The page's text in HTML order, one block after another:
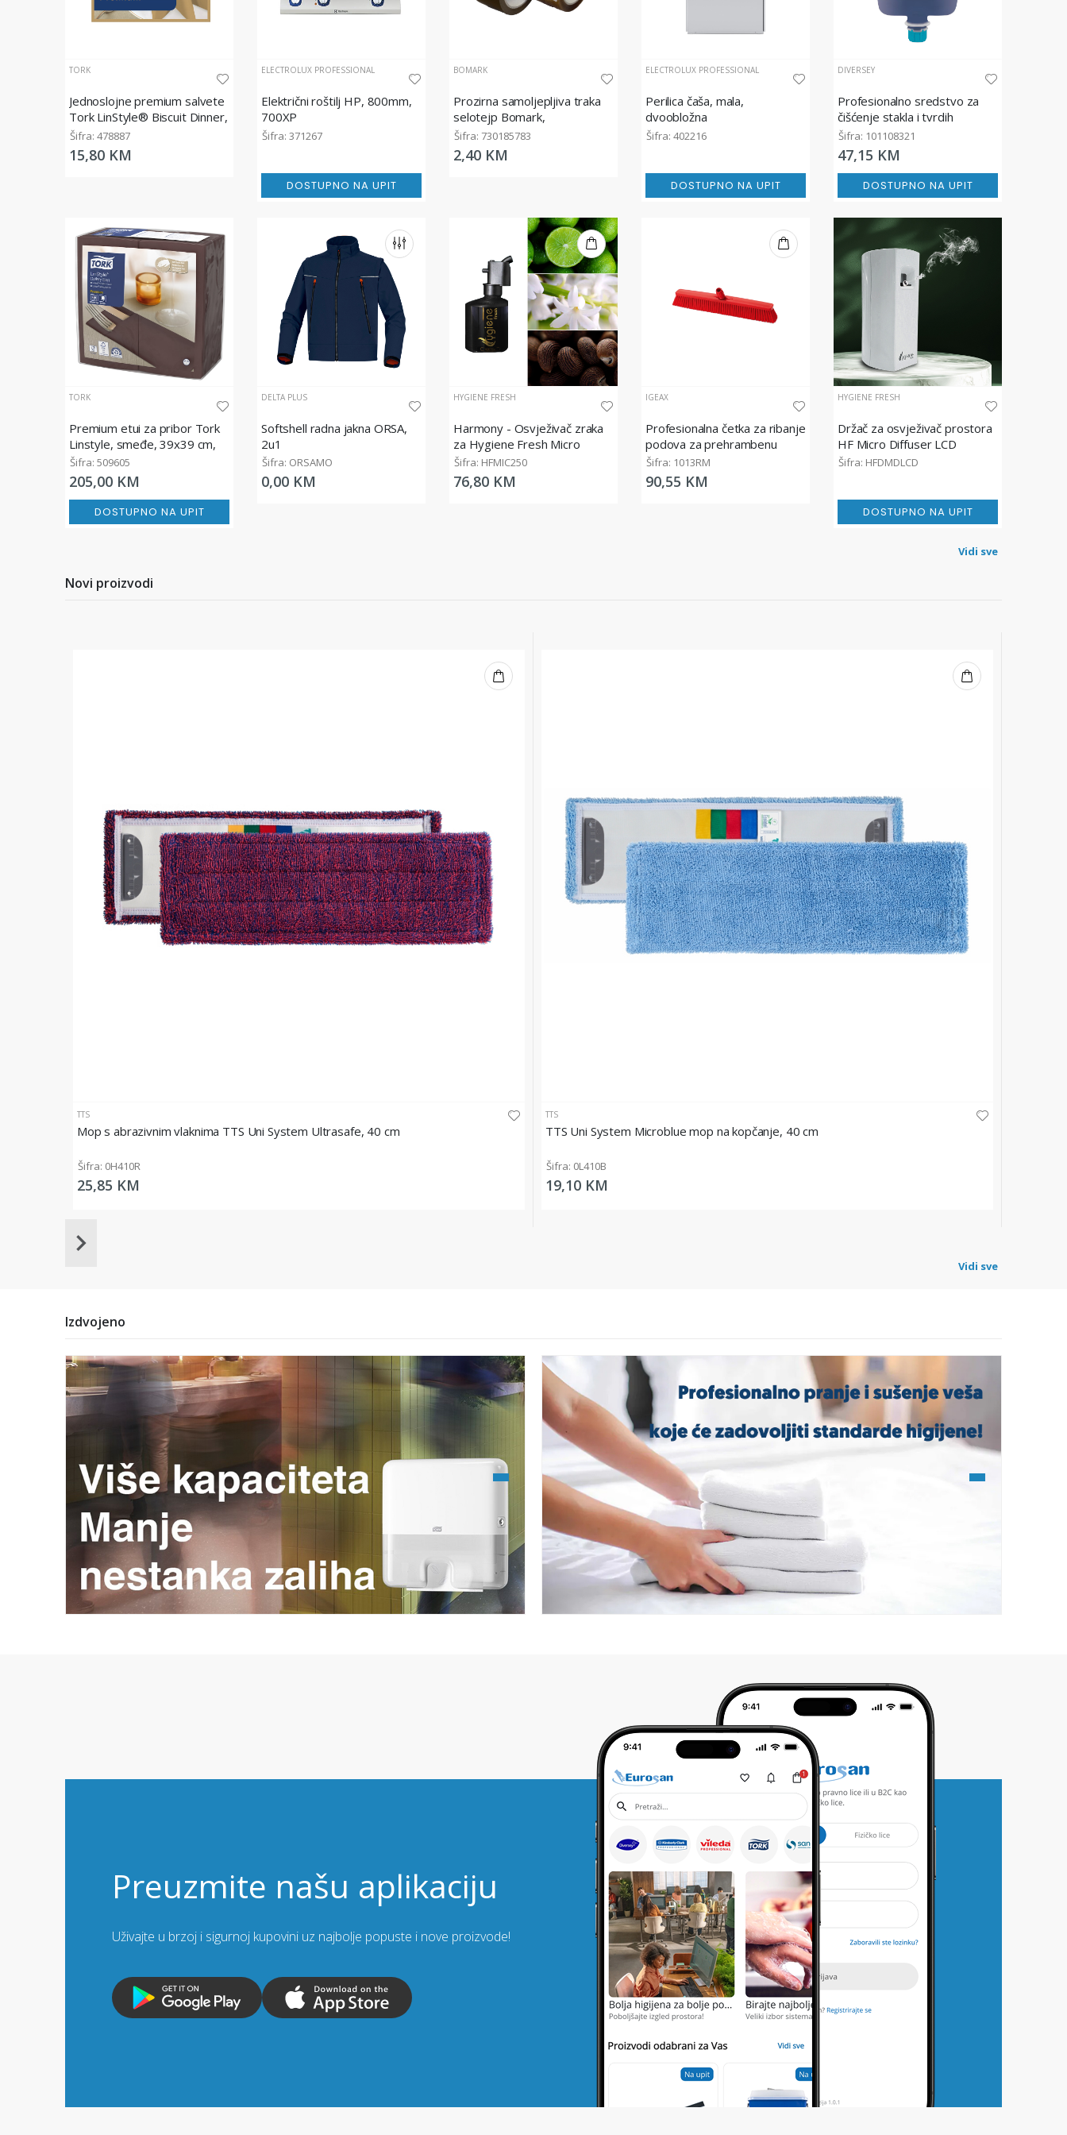
TORK
Jednoslojne premium salvete
Tork LinStyle® Biscuit Dinner,
39x39cm
Šifra: 478887
15,80 KM
ELECTROLUX PROFESSIONAL
Električni roštilj HP, 800mm,
700XP
Šifra: 371267
DOSTUPNO NA UPIT
BOMARK
Prozirna samoljepljiva traka
selotejp Bomark,
48mm/66m, solvent
Šifra: 730185783
2,40 KM
ELECTROLUX PROFESSIONAL
Perilica čaša, mala,
dvoobložna
Šifra: 402216
DOSTUPNO NA UPIT
DIVERSEY
Profesionalno sredstvo za
čišćenje stakla i tvrdih
površina TASKI Sprint Glass
Conc
Šifra: 101108321
47,15 KM
DOSTUPNO NA UPIT
TORK
Premium etui za pribor Tork
Linstyle, smeđe, 39x39 cm,
50/1
Šifra: 509605
205,00 KM
DOSTUPNO NA UPIT
DELTA PLUS
Softshell radna jakna ORSA,
2u1
Šifra: ORSAMO
0,00 KM
HYGIENE FRESH
Harmony - Osvježivač zraka
za Hygiene Fresh Micro
Diffuser, 200 ml
Šifra: HFMIC250
76,80 KM
IGEAX
Profesionalna četka za ribanje
podova za prehrambenu
industriju, srednje tvrda,
crvena, 60 cm
Šifra: 1013RM
90,55 KM
HYGIENE FRESH
Držač za osvježivač prostora
HF Micro Diffuser LCD
Šifra: HFDMDLCD
DOSTUPNO NA UPIT
Vidi sve
Novi proizvodi
TTS
Mop s abrazivnim vlaknima TTS Uni System Ultrasafe, 40 cm
Šifra: 0H410R
25,85 KM
TTS
TTS Uni System Microblue mop na kopčanje, 40 cm
Šifra: 0L410B
19,10 KM
Item
Vidi sve
Izdvojeno
Preuzmite našu aplikaciju
Uživajte u brzoj i sigurnoj kupovini uz najbolje popuste i nove proizvode!